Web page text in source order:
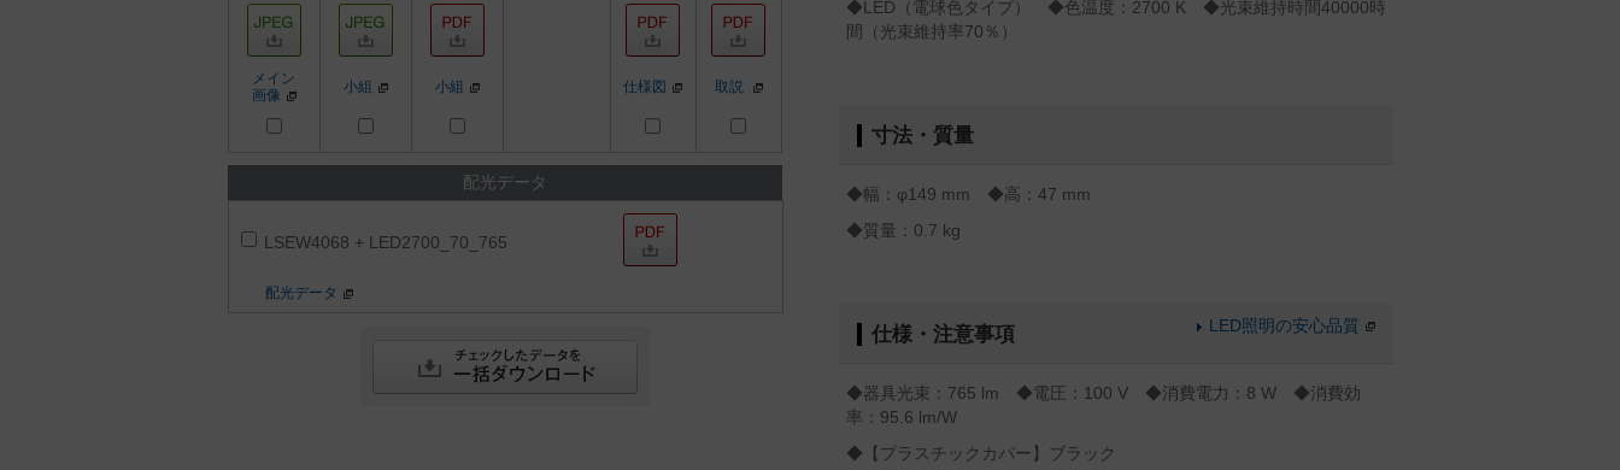
メイン
画像
小組 小組 仕様図 取説
配光データ
LSEW4068 + LED2700_70_765
配光データ
◆LED（電球色タイプ） ◆色温度：2700 K ◆光束維持時間40000時
間（光束維持率70％）
寸法・質量
◆幅：φ149 mm ◆高：47 mm
◆質量：0.7 kg
仕様・注意事項 LED照明の安心品質
◆器具光束：765 lm ◆電圧：100 V ◆消費電力：8 W ◆消費効
率：95.6 lm/W
◆【プラスチックカバー】ブラック